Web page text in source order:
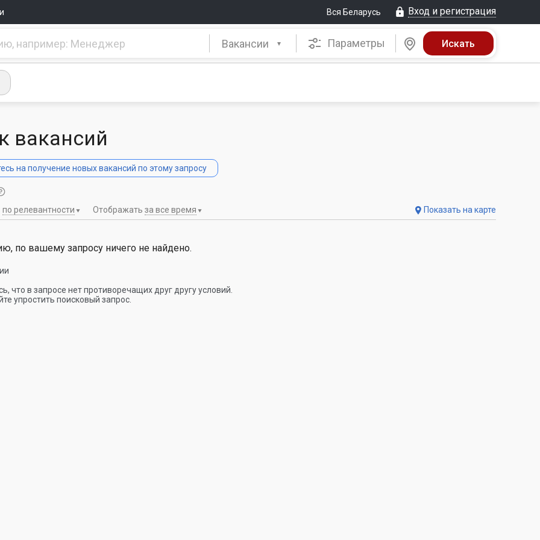
Вся Беларусь Вход и регистрация
Вакансии Параметры
вакансий
на получение новых вакансий по этому запросу
Показать на карте
по релевантности Отображать за все время
по вашему запросу ничего не найдено.
что в запросе нет противоречащих друг другу условий.
упростить поисковый запрос.